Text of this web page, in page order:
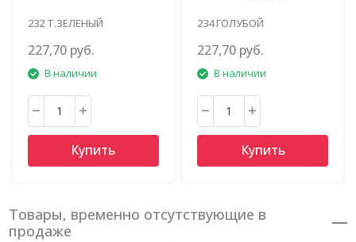
232 Т.ЗЕЛЕНЫЙ
227,70 руб.
В наличии
Купить
234 ГОЛУБОЙ
227,70 руб.
В наличии
Купить
Товары, временно отсутствующие в
продаже